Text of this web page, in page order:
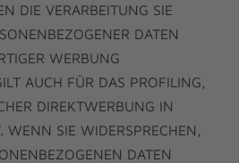
DIE VERARBEITUNG SIE
DATEN
WERBUNG
AUCH FÜR DAS PROFILING,
DIREKTWERBUNG IN
WENN SIE WIDERSPRECHEN,
DATEN